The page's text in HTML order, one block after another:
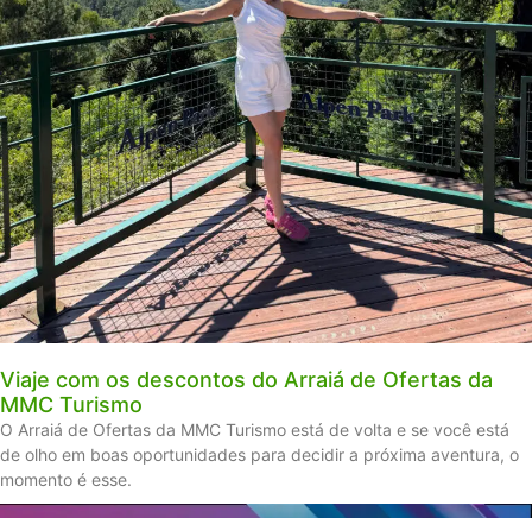
Viaje com os descontos do Arraiá de Ofertas da
MMC Turismo
O Arraiá de Ofertas da MMC Turismo está de volta e se você está
de olho em boas oportunidades para decidir a próxima aventura, o
momento é esse.